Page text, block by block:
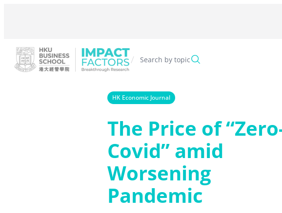
/ Search by topic
HK Economic Journal
The Price of
Covid” amid
Worsening
Pandemic